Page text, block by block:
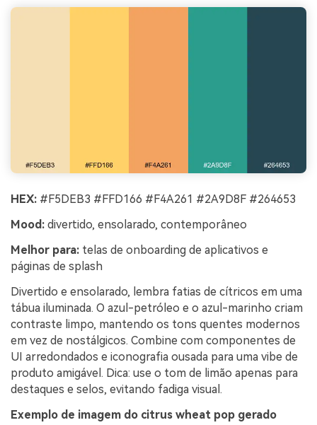
HEX: #F5DEB3 #FFD166 #F4A261 #2A9D8F #264653
Mood: divertido, ensolarado, contemporâneo
Melhor para: telas de onboarding de aplicativos e
páginas de splash
Divertido e ensolarado, lembra fatias de cítricos em uma
tábua iluminada. O azul-petróleo e o azul-marinho criam
contraste limpo, mantendo os tons quentes modernos
em vez de nostálgicos. Combine com componentes de
UI arredondados e iconografia ousada para uma vibe de
produto amigável. Dica: use o tom de limão apenas para
destaques e selos, evitando fadiga visual.
Exemplo de imagem do citrus wheat pop gerado